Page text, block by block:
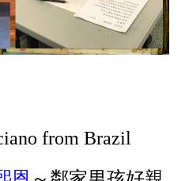
from Brazil